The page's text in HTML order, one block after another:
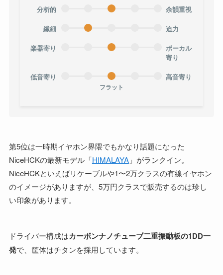
分析的 余韻重視
繊細 迫力
楽器寄り
ボーカル
寄り
低音寄り
フラット
高音寄り
第5位は一時期イヤホン界隈でもかなり話題になった
NiceHCKの最新モデル「HIMALAYA」がランクイン。
NiceHCKといえばリケーブルや1〜2万クラスの有線イヤホン
のイメージがありますが、5万円クラスで販売するのは珍し
い印象があります。
ドライバー構成はカーボンナノチューブ二重振動板の1DD一
発で、筐体はチタンを採用しています。